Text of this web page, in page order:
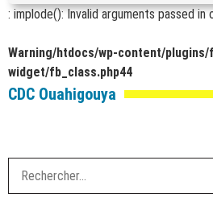
: implode(): Invalid arguments passed in
Warning/htdocs/wp-content/
widget/fb_class.php44
CDC Ouahigouya